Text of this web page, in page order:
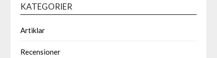
KATEGORIER
Artiklar
Recensioner